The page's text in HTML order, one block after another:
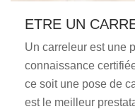
ETRE UN
Un carreleur est une
connaissance
ce soit une pose de
est le meilleur